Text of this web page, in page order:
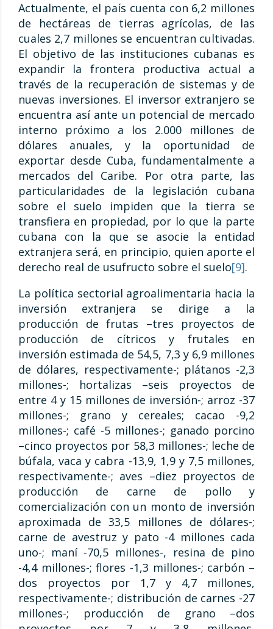
Actualmente, el país cuenta con 6,2 millones
de hectáreas de tierras agrícolas, de las
cuales 2,7 millones se encuentran cultivadas.
El objetivo de las instituciones cubanas es
expandir la frontera productiva actual a
través de la recuperación de sistemas y de
nuevas inversiones. El inversor extranjero se
encuentra así ante un potencial de mercado
interno próximo a los 2.000 millones de
dólares anuales, y la oportunidad de
exportar desde Cuba, fundamentalmente a
mercados del Caribe. Por otra parte, las
particularidades de la legislación cubana
sobre el suelo impiden que la tierra se
transfiera en propiedad, por lo que la parte
cubana con la que se asocie la entidad
extranjera será, en principio, quien aporte el
derecho real de usufructo sobre el suelo[9].
La política sectorial agroalimentaria hacia la
inversión extranjera se dirige a la
producción de frutas –tres proyectos de
producción de cítricos y frutales en
inversión estimada de 54,5, 7,3 y 6,9 millones
de dólares, respectivamente-; plátanos -2,3
millones-; hortalizas –seis proyectos de
entre 4 y 15 millones de inversión-; arroz -37
millones-; grano y cereales; cacao -9,2
millones-; café -5 millones-; ganado porcino
–cinco proyectos por 58,3 millones-; leche de
búfala, vaca y cabra -13,9, 1,9 y 7,5 millones,
respectivamente-; aves –diez proyectos de
producción de carne de pollo y
comercialización con un monto de inversión
aproximada de 33,5 millones de dólares-;
carne de avestruz y pato -4 millones cada
uno-; maní -70,5 millones-, resina de pino
-4,4 millones-; flores -1,3 millones-; carbón –
dos proyectos por 1,7 y 4,7 millones,
respectivamente-; distribución de carnes -27
millones-; producción de grano –dos